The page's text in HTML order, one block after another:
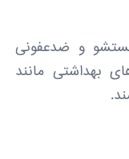
و ضدعفونی
بهداشتی مانند